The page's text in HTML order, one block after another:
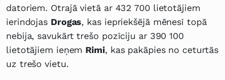
datoriem. Otrajā vietā ar 432 700 lietotājiem
ierindojas Drogas, kas iepriekšējā mēnesī topā
nebija, savukārt trešo pozīciju ar 390 100
lietotājiem ieņem Rimi, kas pakāpies no ceturtās
uz trešo vietu.